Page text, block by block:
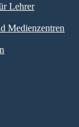
Lehrer
Medienzentren